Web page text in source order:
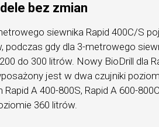
bez zmian
siewnika Rapid 400C/S
podczas gdy dla 3-metrowego
do 300 litrów. Nowy BioDrill dla
jest w dwa czujniki
A 400-800S, Rapid A 600-
360 litrów.